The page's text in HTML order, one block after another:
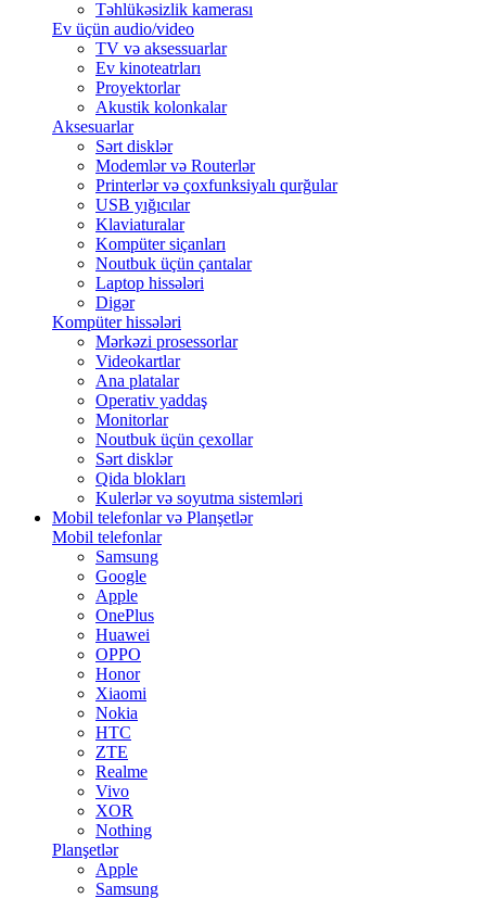
Təhlükəsizlik kamerası
Ev üçün audio/video
TV və aksessuarlar
Ev kinoteatrları
Proyektorlar
Akustik kolonkalar
Aksesuarlar
Sərt disklər
Modemlər və Routerlər
Printerlər və çoxfunksiyalı qurğular
USB yığıcılar
Klaviaturalar
Kompüter siçanları
Noutbuk üçün çantalar
Laptop hissələri
Digər
Kompüter hissələri
Mərkəzi prosessorlar
Videokartlar
Ana platalar
Operativ yaddaş
Monitorlar
Noutbuk üçün çexollar
Sərt disklər
Qida blokları
Kulerlər və soyutma sistemləri
Mobil telefonlar və Planşetlər
Mobil telefonlar
Samsung
Google
Apple
OnePlus
Huawei
OPPO
Honor
Xiaomi
Nokia
HTC
ZTE
Realme
Vivo
XOR
Nothing
Planşetlər
Apple
Samsung